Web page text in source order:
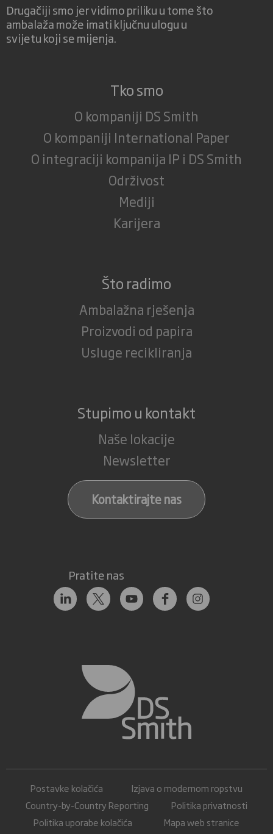
Drugačiji smo jer vidimo priliku u tome što
ambalaža može imati ključnu ulogu u
svijetu koji se mijenja.
Tko smo
O kompaniji DS Smith
O kompaniji International Paper
O integraciji kompanija IP i DS Smith
Održivost
Mediji
Karijera
Što radimo
Ambalažna rješenja
Proizvodi od papira
Usluge recikliranja
Stupimo u kontakt
Naše lokacije
Newsletter
Kontaktirajte nas
Pratite nas
Postavke kolačića
Izjava o modernom ropstvu
Country-by-Country Reporting
Politika privatnosti
Politika uporabe kolačića
Mapa web stranice